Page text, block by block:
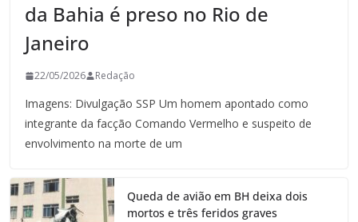
da Bahia é preso no Rio de
Janeiro
22/05/2026 Redação
Imagens: Divulgação SSP Um homem apontado como
integrante da facção Comando Vermelho e suspeito de
envolvimento na morte de um
Queda de avião em BH deixa dois
mortos e três feridos graves